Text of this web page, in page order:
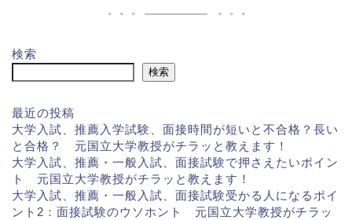
検索
検索
最近の投稿
大学入試、推薦入学試験、面接時間が短いと不合格？長い
と合格？ 元国立大学教授がチラッと教えます！
大学入試、推薦・一般入試、面接試験で押さえたいポイン
ト 元国立大学教授がチラッと教えます！
大学入試、推薦・一般入試、面接試験受かる人になるポイ
ント2：面接試験のウソホント 元国立大学教授がチラッ